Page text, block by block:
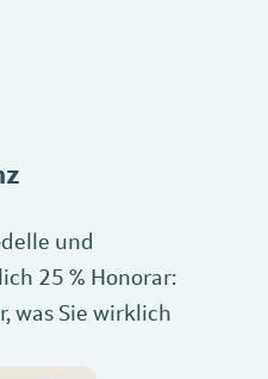
und
25 % Honorar:
was Sie wirklich